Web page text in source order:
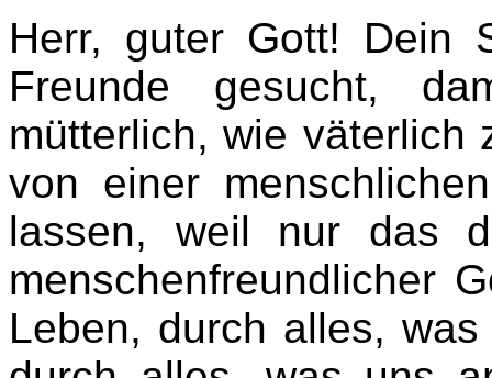
Herr, guter Gott! Dein
Freunde gesucht,
mütterlich, wie väterlich
von einer
lassen, weil nur das
menschenfreundlicher
Leben, durch alles,